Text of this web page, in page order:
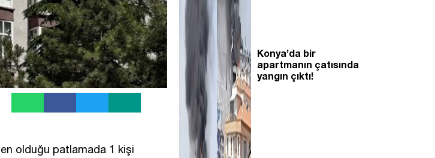
olduğu patlamada 1 kişi
Konya’da bir
apartmanın çatısında
yangın çıktı!